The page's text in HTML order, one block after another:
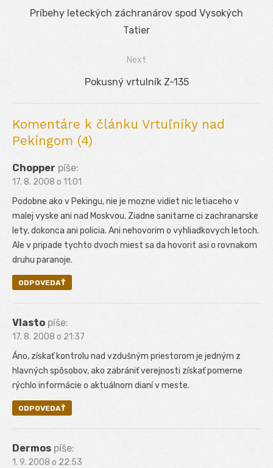
Navigácia
Previous
Príbehy leteckých záchranárov spod Vysokých
Tatier
Next
Next
Pokusný vrtulník Z-135
Komentáre k článku Vrtuľníky nad
Pekingom (4)
Chopper píše:
17. 8. 2008 o 11:01
Podobne ako v Pekingu, nie je mozne vidiet nic letiaceho v
malej vyske ani nad Moskvou. Ziadne sanitarne ci zachranarske
lety, dokonca ani policia. Ani nehovorim o vyhliadkovych letoch.
Ale v pripade tychto dvoch miest sa da hovorit asi o rovnakom
druhu paranoje.
ODPOVEDAŤ
Vlasto píše:
17. 8. 2008 o 21:37
Áno, získať kontrolu nad vzdušným priestorom je jedným z
hlavných spôsobov, ako zabrániť verejnosti získať pomerne
rýchlo informácie o aktuálnom dianí v meste.
ODPOVEDAŤ
Dermos píše:
1. 9. 2008 o 22:53